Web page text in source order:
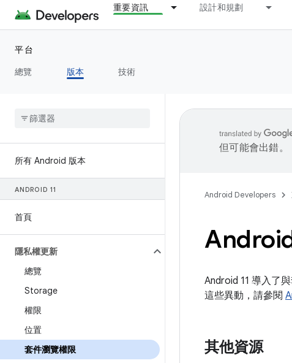
重要資訊 設計和規劃
平台
總覽
版本 技術
所有 Android 版本
ANDROID 11
首頁
隱私權更新
總覽
Storage
權限
位置
套件瀏覽權限
但可能會出錯。
Android Developers
Android 11 導入了
這些異動，請參閱
其他資源